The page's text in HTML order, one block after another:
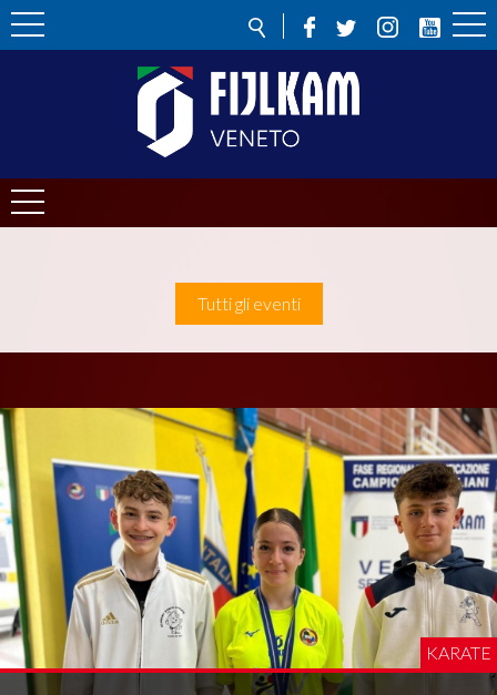
Tutti gli eventi
KARATE